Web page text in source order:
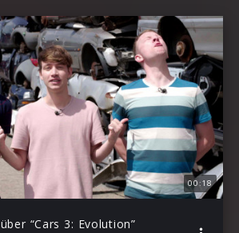
00:18
“Cars 3: Evolution”